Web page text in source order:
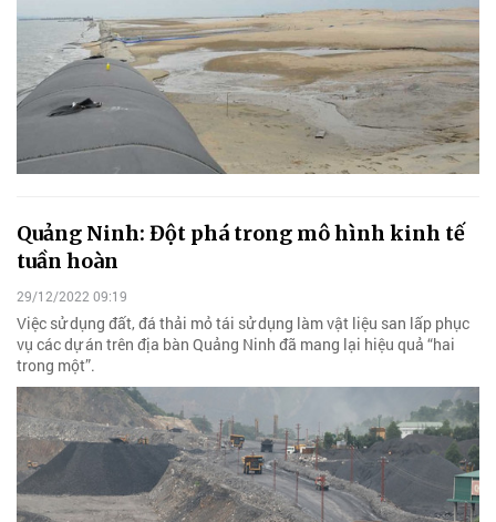
Quảng Ninh: Đột phá trong mô hình kinh tế
tuần hoàn
29/12/2022 09:19
Việc sử dụng đất, đá thải mỏ tái sử dụng làm vật liệu san lấp phục
vụ các dự án trên địa bàn Quảng Ninh đã mang lại hiệu quả “hai
trong một”.